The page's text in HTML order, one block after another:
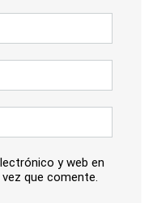
y web en
que comente.